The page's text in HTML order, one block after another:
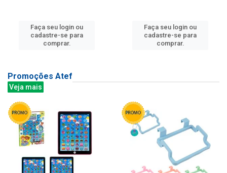
Faça seu login ou
cadastre-se para
comprar.
Faça seu login ou
cadastre-se para
comprar.
Promoções Atef
Veja mais